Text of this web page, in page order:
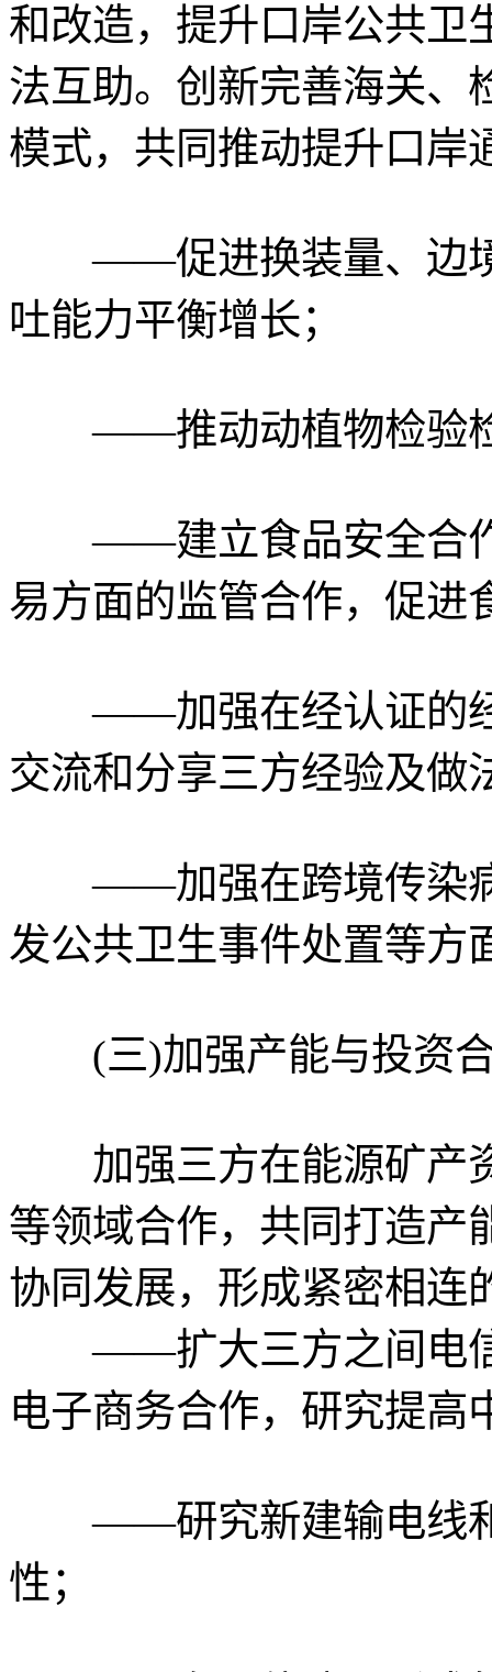
和改造，提升口岸公共卫
法互助。创新完善海关、
模式，共同推动提升口岸
——促进换装量、边境
吐能力平衡增长；
——推动动植物检验检
——建立食品安全合作
易方面的监管合作，促进
——加强在经认证的经
交流和分享三方经验及做
——加强在跨境传染病
发公共卫生事件处置等方
(三)加强产能与投资
加强三方在能源矿产
等领域合作，共同打造产
协同发展，形成紧密相连
——扩大三方之间电信
电子商务合作，研究提高
——研究新建输电线和
性；